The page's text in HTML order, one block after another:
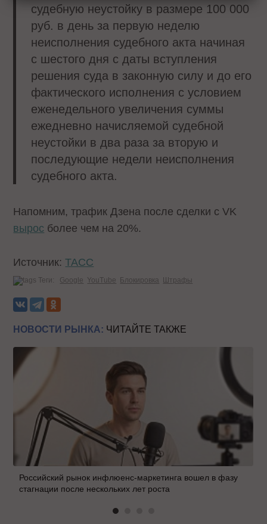
судебную неустойку в размере 100 000
руб. в день за первую неделю
неисполнения судебного акта начиная
с шестого дня с даты вступления
решения суда в законную силу и до его
фактического исполнения с условием
еженедельного увеличения суммы
ежедневно начисляемой судебной
неустойки в два раза за вторую и
последующие недели неисполнения
судебного акта.
Напомним, трафик Дзена после сделки с VK
вырос более чем на 20%.
Источник:ТАСС
Теги: Google YouTube Блокировка Штрафы
НОВОСТИ РЫНКА: ЧИТАЙТЕ ТАКЖЕ
Российский рынок инфлюенс-маркетинга вошел в фазу
стагнации после нескольких лет роста